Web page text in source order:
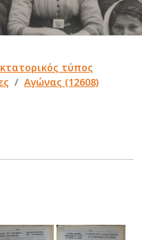
τύπος
Αγώνας (12608)